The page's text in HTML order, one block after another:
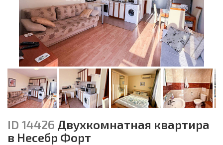
ID 14426 Двухкомнатная квартира
в Несебр Форт